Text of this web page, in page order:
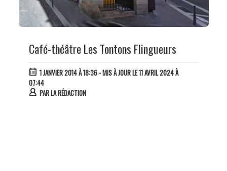
Café-théâtre Les Tontons Flingueurs
1 JANVIER 2014 À 18:36- MIS À JOUR LE 11 AVRIL 2024 À
07:44
PARLA RÉDACTION